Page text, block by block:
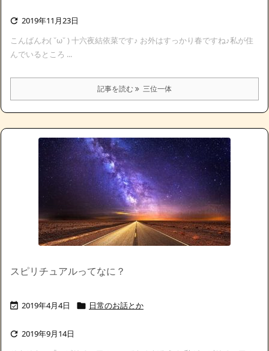
 2019年11月23日
こんばんわ( ˘ω˘ ) 十六夜結依菜です♪ お外はすっかり春ですね♪私が住
んでいるところ ...
記事を読む 三位一体
スピリチュアルってなに？
 2019年4月4日  日常のお話とか
 2019年9月14日